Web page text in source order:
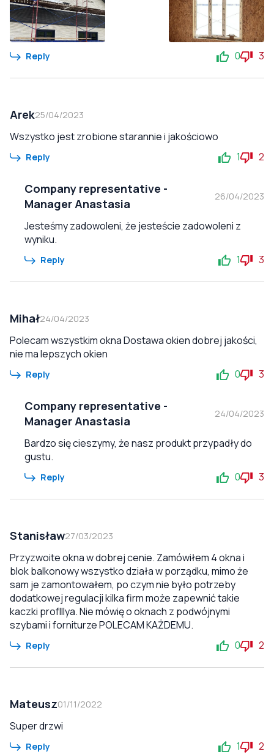
Reply 0 3
Arek25/04/2023
Wszystko jest zrobione starannie i jakościowo
Reply 1 2
Company representative -
Manager Anastasia
26/04/2023
Jesteśmy zadowoleni, że jesteście zadowoleni z
wyniku.
Reply 1 3
Mihał24/04/2023
Polecam wszystkim okna Dostawa okien dobrej jakości,
nie ma lepszych okien
Reply 0 3
Company representative -
Manager Anastasia
24/04/2023
Bardzo się cieszymy, że nasz produkt przypadły do
gustu.
Reply 0 3
Stanisław27/03/2023
Przyzwoite okna w dobrej cenie. Zamówiłem 4 okna i
blok balkonowy wszystko działa w porządku, mimo że
sam je zamontowałem, po czym nie było potrzeby
dodatkowej regulacji kilka firm może zapewnić takie
kaczki profIllya. Nie mówię o oknach z podwójnymi
szybami i forniturze POLECAM KAŻDEMU.
Reply 0 2
Mateusz01/11/2022
Super drzwi
Reply 1 2